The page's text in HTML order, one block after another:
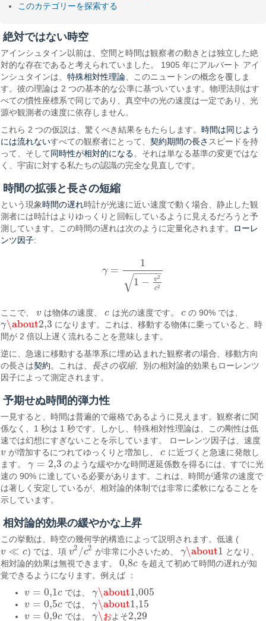
このカテゴリーを探索する
絶対ではない時空
アインシュタイン以前は、空間と時間は観察者の動きとは独立した絶
対的な存在であると考えられていました。 1905 年にアルバート アイ
ンシュタインは、特殊相対性理論 、このニュートンの概念を覆しま
す。彼の理論は 2 つの基本的な公準に基づいています。物理法則はす
べての慣性座標系で同じであり、真空中の光の速度は一定であり、光
源や観測者の速度に依存しません。
これら 2 つの仮説は、驚くべき結果をもたらします。時間は同じよう
には流れないすべての観察者にとって、契約期間の長さ スピードを持
って、そして同時性が相対的になる。それは単なる基準の変更ではな
く、宇宙に対する私たちの認識の完全な見直しです。
時間の拡張と長さの短縮
という現象時間の遅れ時計が光速に近い速度で動く場合、静止した観
測者には時計はよりゆっくりと回転しているように見えるだろうと予
測しています。この時間の遅れは次のように定量化されます。 ローレ
ンツ因子:
γ =
1
1 − v2
c2
− −
−−−
√
γ= 11−v2c2
ここで、v
v は物体の速度、c
c は光の速度です。 c
cの 90% では、
γ\about2,3
γ\about2,3
になります。これは、移動する物体に乗っていると、時
間が 2 倍以上遅く流れることを意味します。
逆に、急速に移動する基準系に埋め込まれた観察者の場合、移動方向
の長さは契約。これは、 長さの収縮、別の相対論的効果もローレンツ
因子によって測定されます。
予期せぬ時間的弾力性
一見すると、時間は普遍的で厳格であるように見えます。観察者に関
係なく、1 秒は 1 秒です。しかし、特殊相対性理論は、この剛性は低
速では幻想にすぎないことを示しています。 ローレンツ因子は、速度
v
v が増加するにつれてゆっくりと増加し、c
c に近づくと急速に発散し
ます。γ = 2,3
γ= 2,3
のような緩やかな時間遅延係数を得るには、すでに光
速の 90% に達している必要があります。これは、時間が通常の速度で
は著しく安定しているが、相対論的体制では非常に柔軟になることを
示しています。
相対論的効果の緩やかな上昇
この挙動は、時空の幾何学的構造によって説明されます。低速 (
v ≪ c
v≪c ) では、項 v2 /c2
v2 /c2 が非常に小さいため、 γ\about1
γ\about1
となり、
相対論的効果は無視できます。0,8c
0,8c を超えて初めて時間の遅れが知
覚できるようになります。例えば ​​：
v = 0,1c
v=0, 1c では、γ\about1,005
γ\about1,005
v = 0,5c
v=0, 5c では、γ\about1,15
γ\about1,15
v = 0,9c
v=0, 9c では、γ\およ そ2,29
γ\およそ2,29